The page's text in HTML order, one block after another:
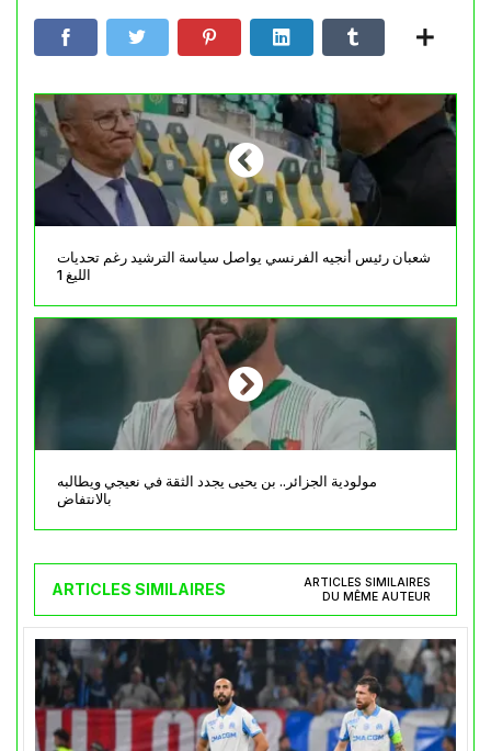
شعبان رئيس أنجيه الفرنسي يواصل سياسة الترشيد رغم تحديات
الليغ 1
مولودية الجزائر.. بن يحيى يجدد الثقة في نعيجي ويطالبه
بالانتفاض
ARTICLES SIMILAIRES
ARTICLES SIMILAIRES
DU MÊME AUTEUR